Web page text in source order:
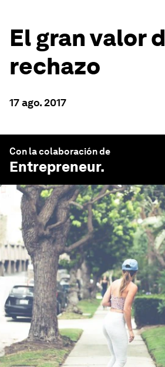
El gran valor
rechazo
17 ago. 2017
Con la colaboración de
Entrepreneur.